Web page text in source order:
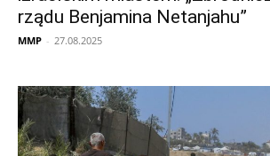
rządu Benjamina Netanjahu”
MMP - 27.08.2025